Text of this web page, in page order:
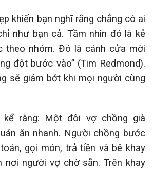
khiến bạn nghĩ rằng chẳng có ai
như bạn cả. Tầm nhìn đó là kẻ
theo nhóm. Đó là cánh cửa mời
đột bước vào” (Tim Redmond).
sẽ giảm bớt khi mọi người cùng
kể rằng: Một đôi vợ chồng già
ăn nhanh. Người chồng bước
gọi món, trả tiền và bê khay
nơi người vợ chờ sẵn. Trên khay